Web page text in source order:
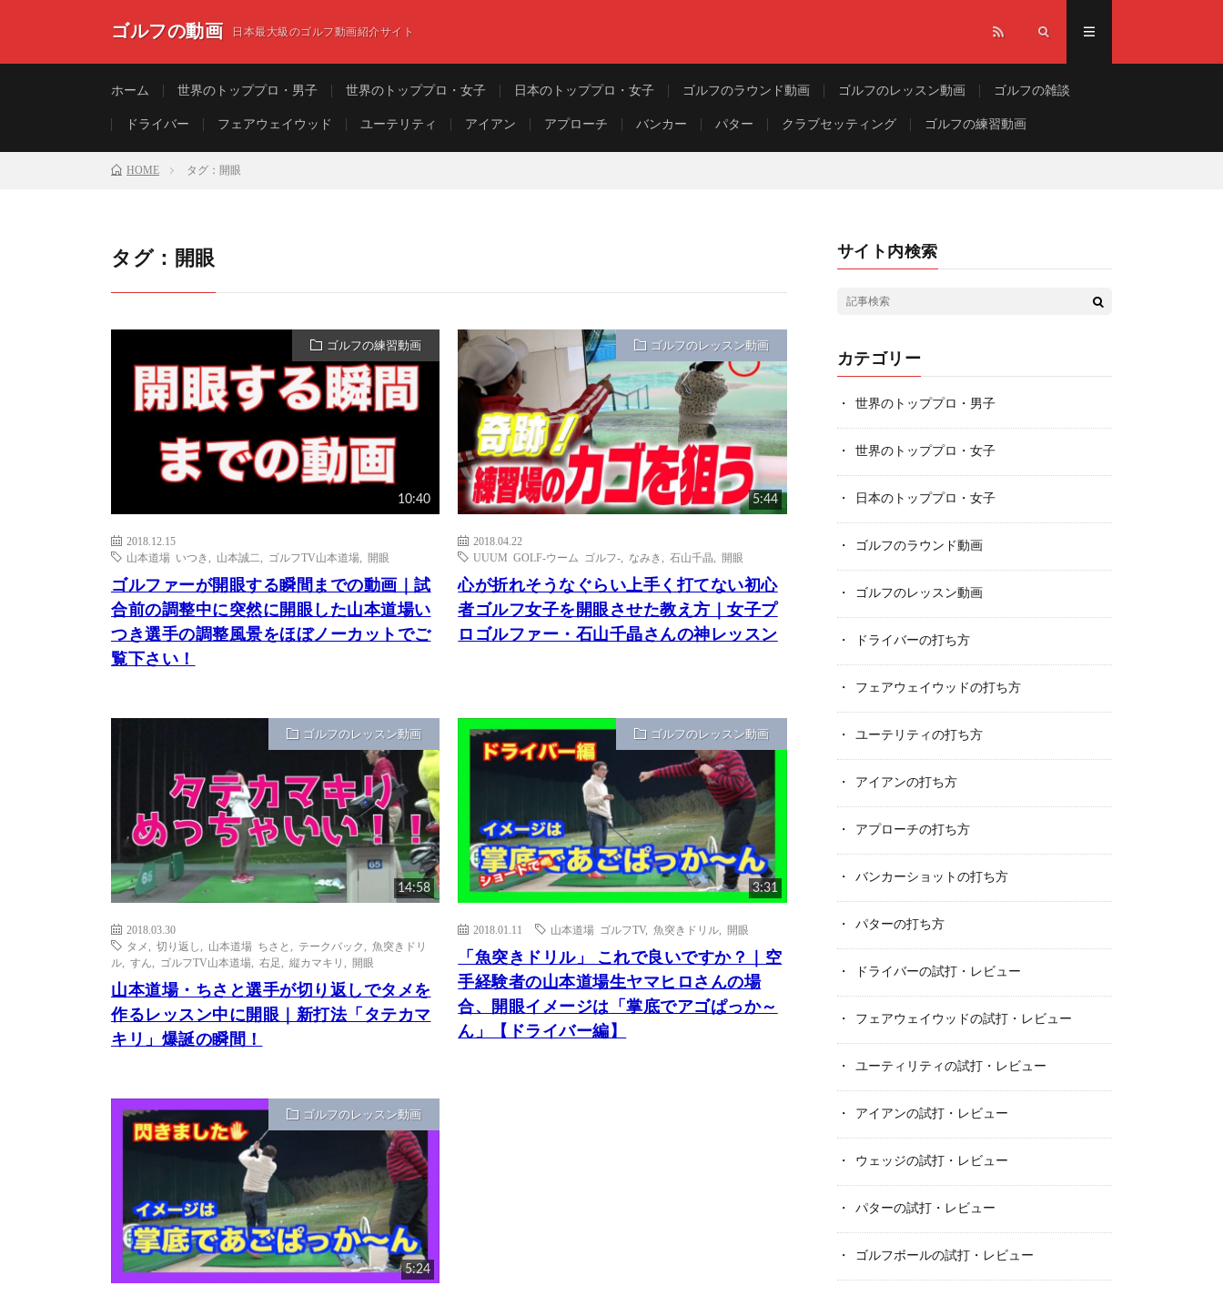
ゴルフの動画 日本最大級のゴルフ動画紹介サイト
ホーム 世界のトッププロ・男子 世界のトッププロ・女子 日本のトッププロ・女子 ゴルフのラウンド動画 ゴルフのレッスン動画 ゴルフの雑談
ドライバー フェアウェイウッド ユーテリティ アイアン アプローチ バンカー パター クラブセッティング ゴルフの練習動画
HOME タグ：開眼
タグ：開眼
ゴルフの練習動画
10:40
2018.12.15
山本道場 いつき
山本誠二 ゴルフTV山本道場 開眼
ゴルファーが開眼する瞬間までの動画｜試
合前の調整中に突然に開眼した山本道場い
つき選手の調整風景をほぼノーカットでご
覧下さい！
ゴルフのレッスン動画
5:44
2018.04.22
UUUM GOLF-ウーム ゴルフ-
なみき ,石山千晶 開眼
心が折れそうなぐらい上手く打てない初心
者ゴルフ女子を開眼させた教え方｜女子プ
ロゴルファー・石山千晶さんの神レッスン
ゴルフのレッスン動画
14:58
2018.03.30
タメ
切り返し 山本道場 ちさと テークバック
魚突きドリ
ル
すん ゴルフTV山本道場 右足 縦カマキリ 開眼
山本道場・ちさと選手が切り返しでタメを
作るレッスン中に開眼｜新打法「タテカマ
キリ」爆誕の瞬間！
ゴルフのレッスン動画
3:31
2018.01.11 山本道場 ゴルフTV,魚突きドリル 開眼
「魚突きドリル」 これで良いですか？｜空
手経験者の山本道場生ヤマヒロさんの場
合、開眼イメージは「掌底でアゴぱっか～
ん」【ドライバー編】
ゴルフのレッスン動画
5:24
サイト内検索
カテゴリー
世界のトッププロ・男子
世界のトッププロ・女子
日本のトッププロ・女子
ゴルフのラウンド動画
ゴルフのレッスン動画
ドライバーの打ち方
フェアウェイウッドの打ち方
ユーテリティの打ち方
アイアンの打ち方
アプローチの打ち方
バンカーショットの打ち方
パターの打ち方
ドライバーの試打・レビュー
フェアウェイウッドの試打・レビュー
ユーティリティの試打・レビュー
アイアンの試打・レビュー
ウェッジの試打・レビュー
パターの試打・レビュー
ゴルフボールの試打・レビュー